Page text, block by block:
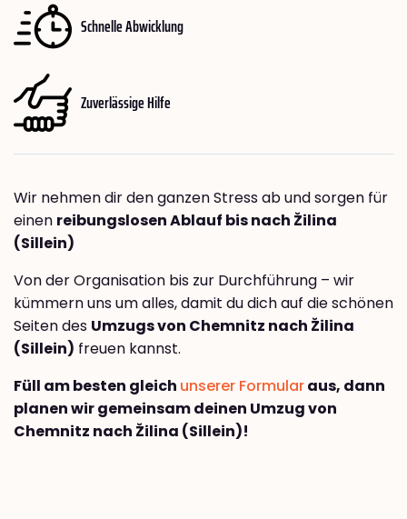
Schnelle Abwicklung
Zuverlässige Hilfe
Wir nehmen dir den ganzen Stress ab und sorgen für
einen reibungslosen Ablauf bis nach Žilina
(Sillein)
Von der Organisation bis zur Durchführung – wir
kümmern uns um alles, damit du dich auf die schönen
Seiten des Umzugs von Chemnitz nach Žilina
(Sillein) freuen kannst.
Füll am besten gleich unserer Formularaus, dann
planen wir gemeinsam deinen Umzug von
Chemnitz nach Žilina (Sillein)!